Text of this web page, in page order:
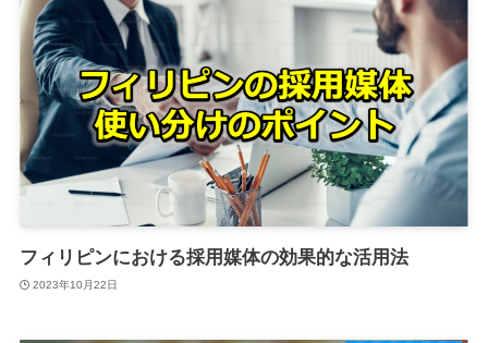
フィリピンにおける採用媒体の効果的な活用法
2023年10月22日